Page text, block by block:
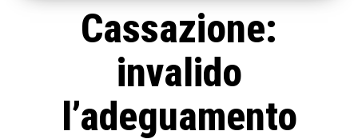
Cassazione:
invalido
l’adeguamento